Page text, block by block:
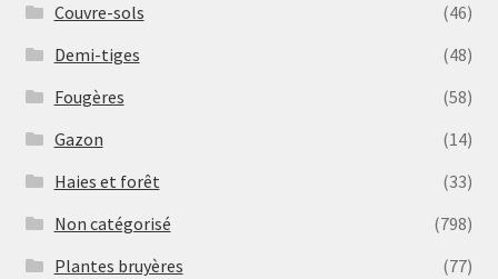
Couvre-sols
(46)
Demi-tiges
(48)
Fougères
(58)
Gazon
(14)
Haies et forêt
(33)
Non catégorisé
(798)
Plantes bruyères
(77)